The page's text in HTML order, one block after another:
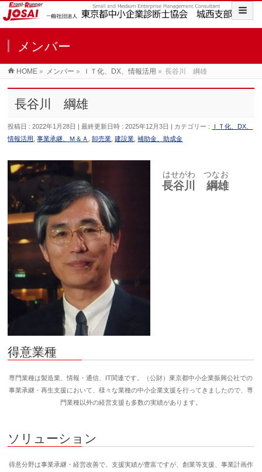
メンバー
HOME » メンバー » ＩＴ化、DX、情報活用 » 長谷川 綱雄
長谷川 綱雄
投稿日 : 2022年1月28日 最終更新日時 : 2025年12月3日 カテゴリー :
ＩＴ化、DX、
情報活用 ,事業承継、Ｍ＆Ａ ,卸売業 ,建設業 ,補助金、助成金
長谷川 綱雄
はせがわ つなお
得意業種
専門業種は製造業、情報・通信、IT関連です。（公財）東京都中小企業振興公社での
事業承継・再生支援において、様々な業種の中小企業支援を行ってきましたので、専
門業種以外の経営支援も多数の実績があります。
ソリューション
得意分野は事業承継・経営改善で、支援実績が豊富ですが、創業等支援、事業計画作